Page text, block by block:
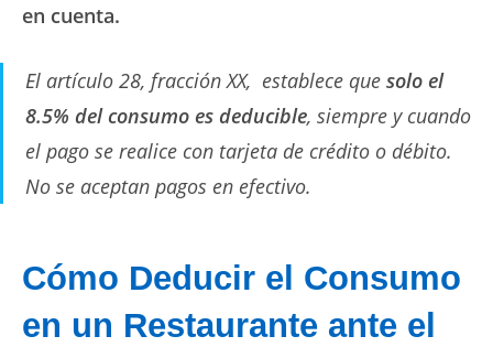
en cuenta.
El artículo 28, fracción XX, establece que solo el
8.5% del consumo es deducible, siempre y cuando
el pago se realice con tarjeta de crédito o débito.
No se aceptan pagos en efectivo.
Cómo Deducir el Consumo
en un Restaurante ante el